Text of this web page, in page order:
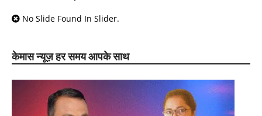
No Slide Found In Slider.
केमास न्यूज़ हर समय आपके साथ